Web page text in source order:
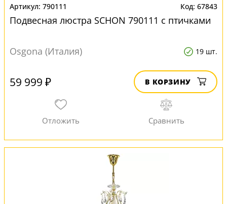
790111 67843
Подвесная люстра SCHON 790111 с птичками
Osgona (Италия) 19 шт.
59 999 ₽ В КОРЗИНУ